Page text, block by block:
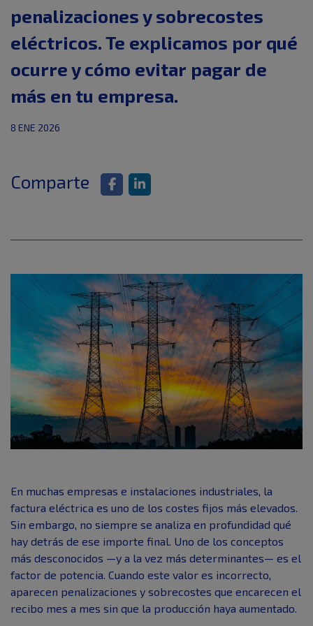
penalizaciones y sobrecostes
eléctricos. Te explicamos por qué
ocurre y cómo evitar pagar de
más en tu empresa.
8 ENE 2026
Comparte
En muchas empresas e instalaciones industriales, la
factura eléctrica es uno de los costes fijos más elevados.
Sin embargo, no siempre se analiza en profundidad qué
hay detrás de ese importe final. Uno de los conceptos
más desconocidos —y a la vez más determinantes— es el
factor de potencia. Cuando este valor es incorrecto,
aparecen penalizaciones y sobrecostes que encarecen el
recibo mes a mes sin que la producción haya aumentado.